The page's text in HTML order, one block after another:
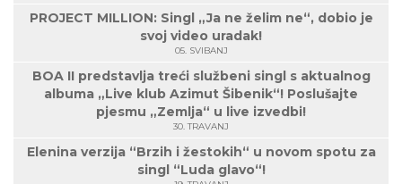
PROJECT MILLION: Singl „Ja ne želim ne“, dobio je
svoj video uradak!
05. SVIBANJ
BOA II predstavlja treći službeni singl s aktualnog
albuma „Live klub Azimut Šibenik“! Poslušajte
pjesmu „Zemlja“ u live izvedbi!
30. TRAVANJ
Elenina verzija “Brzih i žestokih“ u novom spotu za
singl “Luda glavo“!